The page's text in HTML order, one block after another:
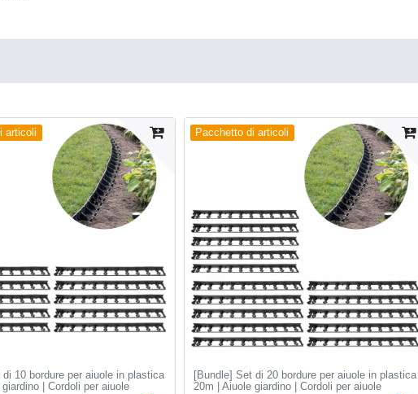
articoli
di 10 bordure per aiuole in plastica
| Cordoli per aiuole
Pacchetto di articoli
[Bundle] Set di 20 bordure per aiuole in plastica
20m | Aiuole giardino | Cordoli per aiuole